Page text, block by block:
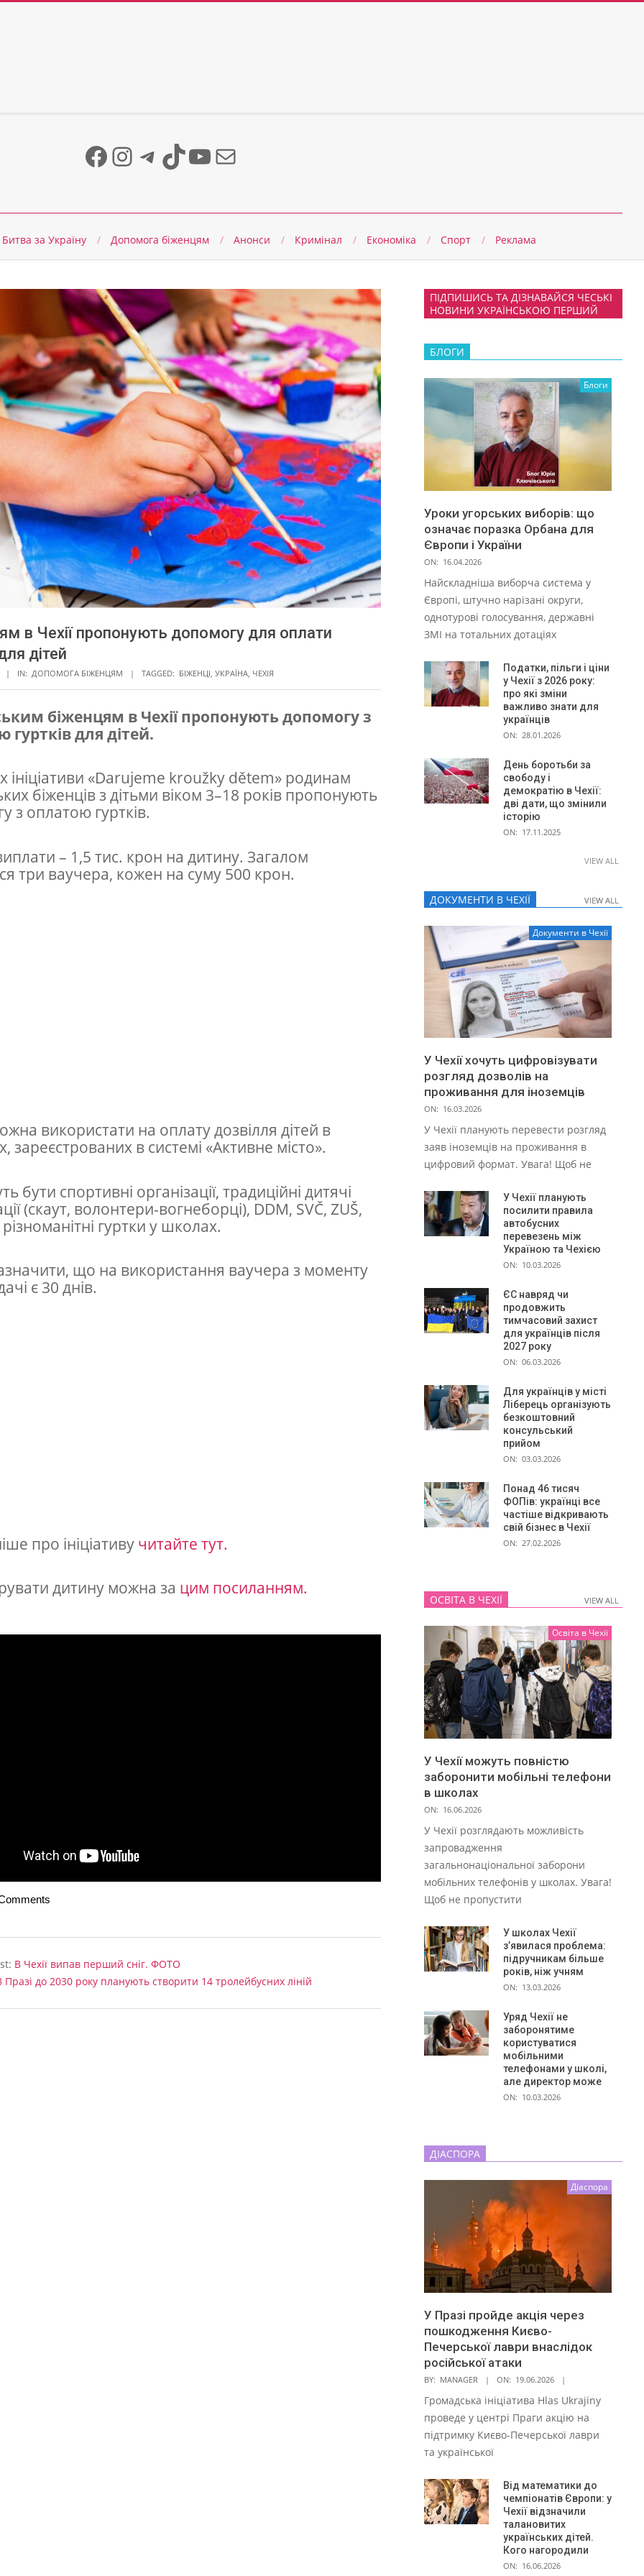
Facebook
Instagram
Telegram
TikTok
YouTube
Mail
Битва за Україну Допомога біженцям Анонси Кримінал Економіка Спорт Реклама
в Чехії пропонують допомогу для оплати
дітей
IN: ДОПОМОГА БІЖЕНЦЯМ TAGGED: БІЖЕНЦІ УКРАЇНА ЧЕХІЯ
біженцям в Чехії пропонують допомогу з
гуртків для дітей.
ініціативи «Darujeme kroužky dětem» родинам
біженців з дітьми віком 3–18 років пропонують
з оплатою гуртків.
– 1,5 тис. крон на дитину. Загалом
три ваучера, кожен на суму 500 крон.
використати на оплату дозвілля дітей в
зареєстрованих в системі «Активне місто».
бути спортивні організації, традиційні дитячі
(скаут, волонтери-вогнеборці), DDM, SVČ, ZUŠ,
гуртки у школах.
що на використання ваучера з моменту
є 30 днів.
про ініціативу читайте тут.
дитину можна за цим посиланням.
В Чехії випав перший сніг. ФОТО
Празі до 2030 року планують створити 14 тролейбусних ліній
ПІДПИШИСЬ ТА ДІЗНАВАЙСЯ ЧЕСЬКІ
НОВИНИ УКРАЇНСЬКОЮ ПЕРШИЙ
БЛОГИ
Блоги
Уроки угорських виборів: що
означає поразка Орбана для
Європи і України
ON: 16.04.2026
Найскладніша виборча система у
Європі, штучно нарізані округи,
однотурові голосування, державні
ЗМІ на тотальних дотаціях
Податки, пільги і ціни
у Чехії з 2026 року:
про які зміни
важливо знати для
українців
ON: 28.01.2026
День боротьби за
свободу і
демократію в Чехії:
дві дати, що змінили
історію
ON: 17.11.2025
VIEW ALL
ДОКУМЕНТИ В ЧЕХІЇ VIEW ALL
Документи в Чехії
У Чехії хочуть цифровізувати
розгляд дозволів на
проживання для іноземців
ON: 16.03.2026
У Чехії планують перевести розгляд
заяв іноземців на проживання в
цифровий формат. Увага! Щоб не
У Чехії планують
посилити правила
автобусних
перевезень між
Україною та Чехією
ON: 10.03.2026
ЄС навряд чи
продовжить
тимчасовий захист
для українців після
2027 року
ON: 06.03.2026
Для українців у місті
Ліберець організують
безкоштовний
консульський
прийом
ON: 03.03.2026
Понад 46 тисяч
ФОПів: українці все
частіше відкривають
свій бізнес в Чехії
ON: 27.02.2026
VIEW ALL
ОСВІТА В ЧЕХІЇ VIEW ALL
Освіта в Чехії
У Чехії можуть повністю
заборонити мобільні телефони
в школах
ON: 16.06.2026
У Чехії розглядають можливість
запровадження
загальнонаціональної заборони
мобільних телефонів у школах. Увага!
Щоб не пропустити
У школах Чехії
з’явилася проблема:
підручникам більше
років, ніж учням
ON: 13.03.2026
Уряд Чехії не
заборонятиме
користуватися
мобільними
телефонами у школі,
але директор може
ON: 10.03.2026
VIEW ALL
ДІАСПОРА
Діаспора
У Празі пройде акція через
пошкодження Києво-
Печерської лаври внаслідок
російської атаки
BY: MANAGER ON: 19.06.2026
Громадська ініціатива Hlas Ukrajiny
проведе у центрі Праги акцію на
підтримку Києво-Печерської лаври
та української
Від математики до
чемпіонатів Європи: у
Чехії відзначили
талановитих
українських дітей.
Кого нагородили
ON: 16.06.2026